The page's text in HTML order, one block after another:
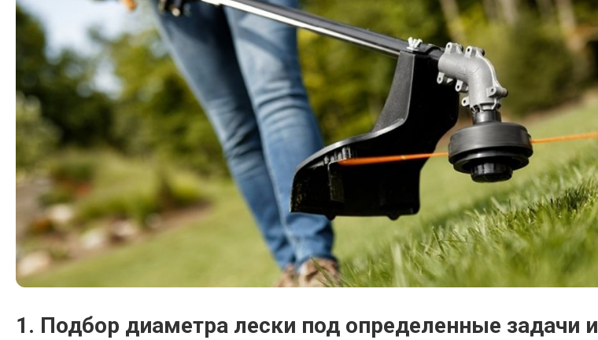
1. Подбор диаметра лески под определенные задачи